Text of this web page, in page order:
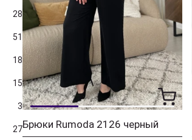
28
51
18
15
3
27Брюки Rumoda 2126 черный